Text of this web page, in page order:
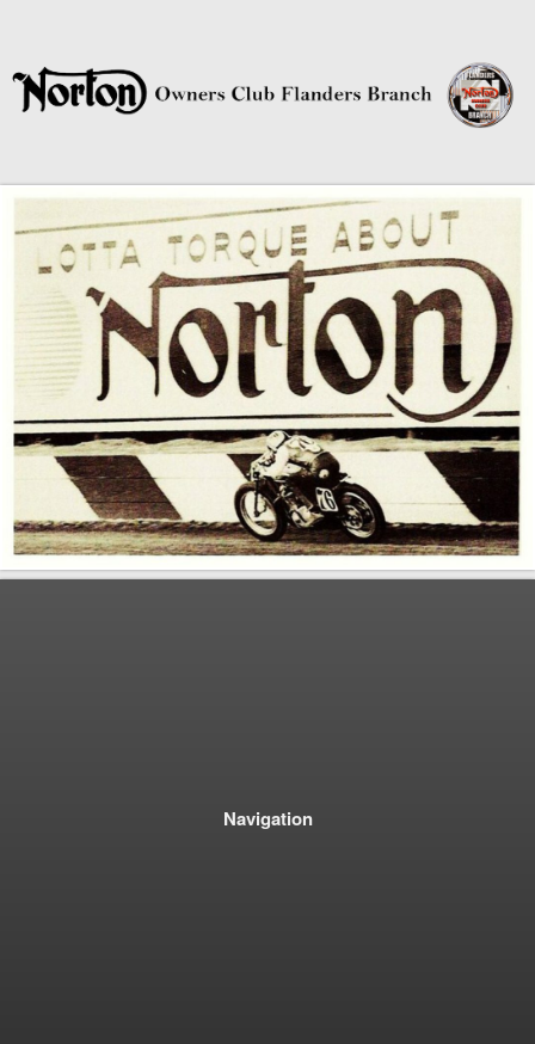
Norton Owners Club Flanders
Branch
Navigation